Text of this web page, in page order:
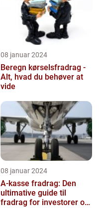
08 januar 2024
Beregn kørselsfradrag -
Alt, hvad du behøver at
vide
08 januar 2024
A-kasse fradrag: Den
ultimative guide til
fradrag for investorer og